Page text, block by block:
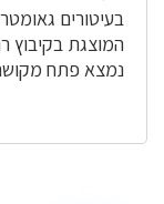
בעיטורים
המוצגת בקיבוץ
נמצא פתח